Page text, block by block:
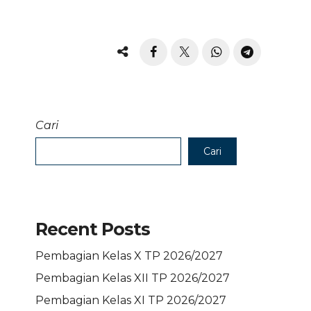
Cari
Cari
Recent Posts
Pembagian Kelas X TP 2026/2027
Pembagian Kelas XII TP 2026/2027
Pembagian Kelas XI TP 2026/2027